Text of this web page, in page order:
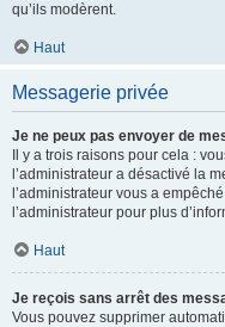
qu’ils modèrent.
Haut
Messagerie privée
Je ne peux pas envoyer de
Il y a trois raisons pour cela :
l’administrateur a désactivé la
l’administrateur vous a
l’administrateur pour plus
Haut
Je reçois sans arrêt des
Vous pouvez supprimer